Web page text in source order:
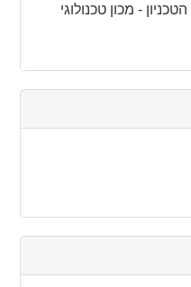
הטכניון - מכון טכנולוגי